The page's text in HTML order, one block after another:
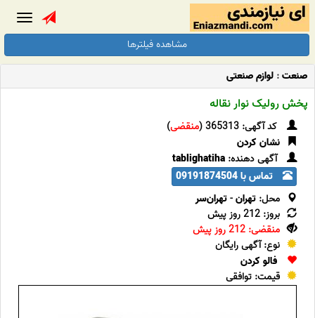
مشاهده فیلترها
صنعت: لوازم صنعتی
پخش رولیک نوار نقاله
کد آگهی: 365313 ( منقضی)
نشان کردن
آگهی دهنده: tablighatiha
تماس با 09191874504
محل: تهران-تهران‌سر
بروز: 212 روز پیش
منقضی: 212 روز پیش
نوع: آگهی رایگان
فالو کردن
قیمت: توافقی